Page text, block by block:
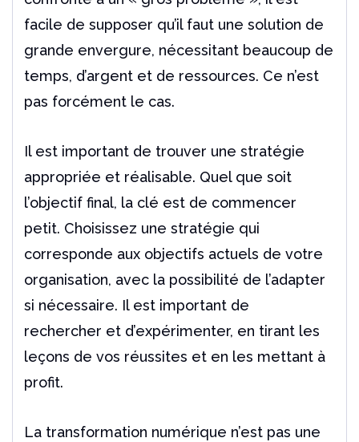
facile de supposer qu’il faut une solution de
grande envergure, nécessitant beaucoup de
temps, d’argent et de ressources. Ce n’est
pas forcément le cas.
Il est important de trouver une stratégie
appropriée et réalisable. Quel que soit
l’objectif final, la clé est de commencer
petit. Choisissez une stratégie qui
corresponde aux objectifs actuels de votre
organisation, avec la possibilité de l’adapter
si nécessaire. Il est important de
rechercher et d’expérimenter, en tirant les
leçons de vos réussites et en les mettant à
profit.
La transformation numérique n’est pas une